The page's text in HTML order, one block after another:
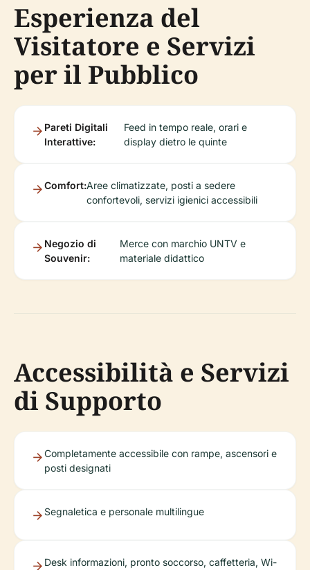
Esperienza del
Visitatore e Servizi
per il Pubblico
Pareti Digitali
Interattive:
Feed in tempo reale, orari e
display dietro le quinte
Comfort:Aree climatizzate, posti a sedere
confortevoli, servizi igienici accessibili
Negozio di
Souvenir:
Merce con marchio UNTV e
materiale didattico
Accessibilità e Servizi
di Supporto
Completamente accessibile con rampe, ascensori e
posti designati
Segnaletica e personale multilingue
Desk informazioni, pronto soccorso, caffetteria, Wi-